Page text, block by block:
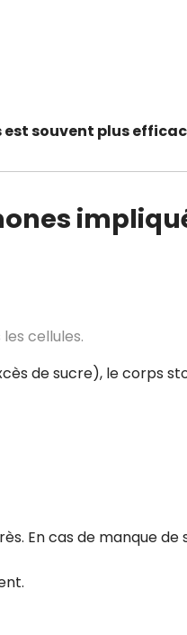
souvent plus
cellules.
de sucre), le corps
En cas de manque